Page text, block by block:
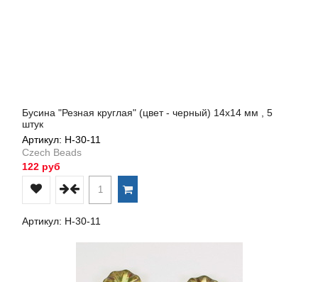
Бусина "Резная круглая" (цвет - черный) 14х14 мм , 5
штук
Артикул: Н-30-11
Czech Beads
122 руб
Артикул: Н-30-11